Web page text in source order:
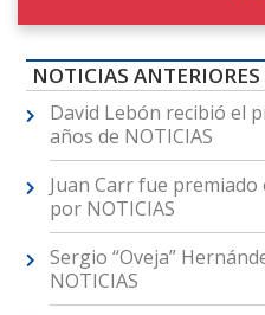
NOTICIAS
David Lebón recibió el
años de NOTICIAS
Juan Carr fue
por NOTICIAS
Sergio “Oveja”
NOTICIAS